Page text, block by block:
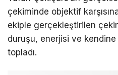
çekiminde objektif
ekiple gerçekleştirilen
duruşu, enerjisi ve
topladı.